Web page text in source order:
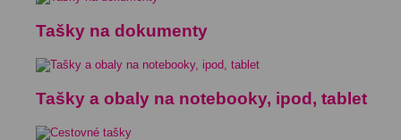
Tašky na dokumenty
Tašky a obaly na notebooky, ipod, tablet